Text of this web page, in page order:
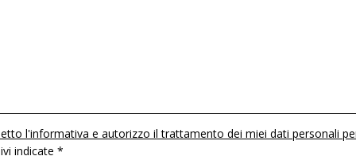
l'informativa e autorizzo il trattamento dei miei dati personali
indicate *